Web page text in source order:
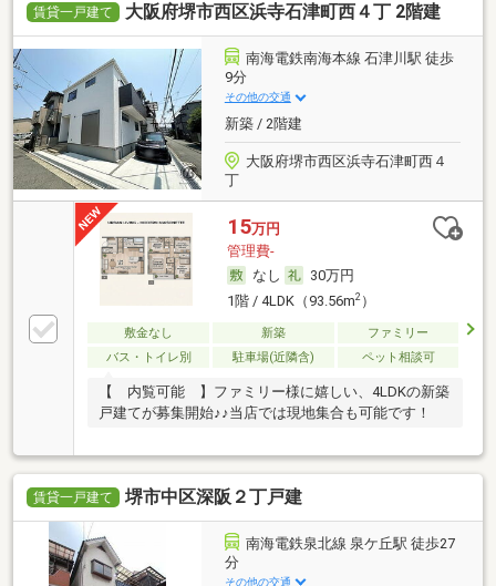
賃貸一戸建て 大阪府堺市西区浜寺石津町西４丁 2階建
南海電鉄南海本線 石津川駅 徒歩
9分
その他の交通
新築 / 2階建
大阪府堺市西区浜寺石津町西４
丁
15万円
管理費-
なし
30万円
1階 / 4LDK（93.56m2）
敷金なし 新築
ファミリー
バス・トイレ別
駐車場(近隣含) ペット相談可
【 内覧可能 】ファミリー様に嬉しい、4LDKの新築
戸建てが募集開始♪♪当店では現地集合も可能です！
賃貸一戸建て 堺市中区深阪２丁戸建
南海電鉄泉北線 泉ケ丘駅 徒歩27
分
その他の交通